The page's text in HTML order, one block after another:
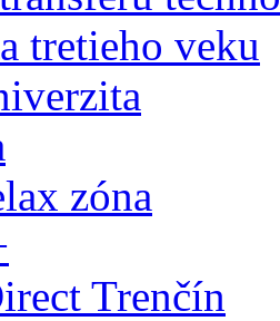
tretieho veku
zóna
Trenčín